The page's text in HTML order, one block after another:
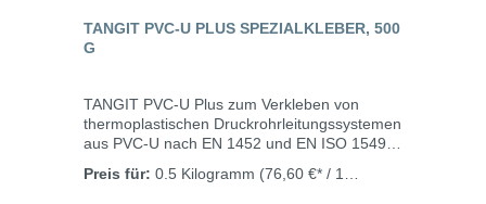
TANGIT PVC-U PLUS SPEZIALKLEBER, 500
G
TANGIT PVC-U Plus zum Verkleben von
thermoplastischen Druckrohrleitungssystemen
aus PVC-U nach EN 1452 und EN ISO 15493
(Abwasser) nach EN 1329. Der Kleber erfüllt
Preis für: 0.5 Kilogramm (76,60 €* / 1